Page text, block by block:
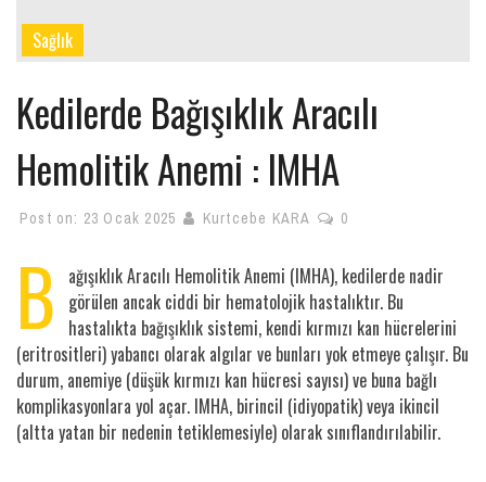
Sağlık
Kedilerde Bağışıklık Aracılı
Hemolitik Anemi : IMHA
Post on: 23 Ocak 2025 Kurtcebe KARA 0
B
ağışıklık Aracılı Hemolitik Anemi (IMHA), kedilerde nadir
görülen ancak ciddi bir hematolojik hastalıktır. Bu
hastalıkta bağışıklık sistemi, kendi kırmızı kan hücrelerini
(eritrositleri) yabancı olarak algılar ve bunları yok etmeye çalışır. Bu
durum, anemiye (düşük kırmızı kan hücresi sayısı) ve buna bağlı
komplikasyonlara yol açar. IMHA, birincil (idiyopatik) veya ikincil
(altta yatan bir nedenin tetiklemesiyle) olarak sınıflandırılabilir.